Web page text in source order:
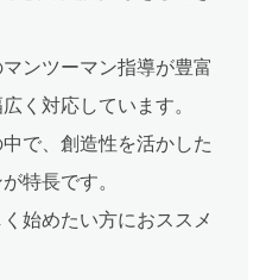
ンツーマン指導が豊富
く対応しています。
で、創造性を活かした
特長です。
始めたい方におススメ